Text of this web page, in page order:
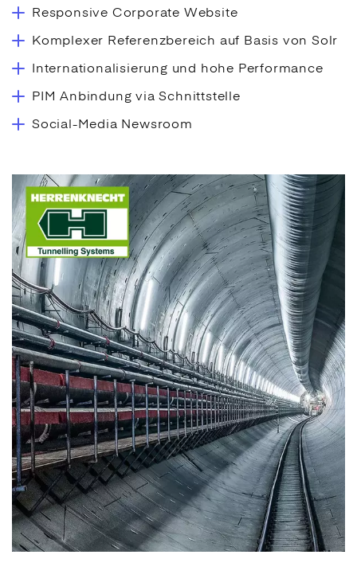
Responsive Corporate Website
Komplexer Referenzbereich auf Basis von Solr
Internationalisierung und hohe Performance
PIM Anbindung via Schnittstelle
Social-Media Newsroom